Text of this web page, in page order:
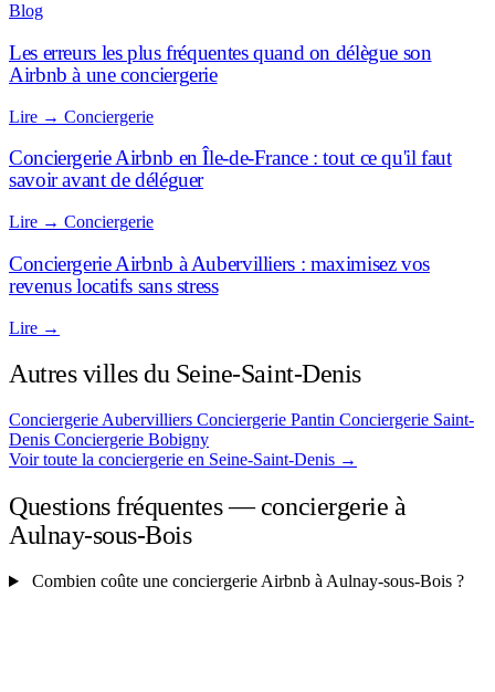
Blog
Les erreurs les plus fréquentes quand on délègue son
Airbnb à une conciergerie
Lire → Conciergerie
Conciergerie Airbnb en Île-de-France : tout ce qu'il faut
savoir avant de déléguer
Lire → Conciergerie
Conciergerie Airbnb à Aubervilliers : maximisez vos
revenus locatifs sans stress
Lire →
Autres villes du Seine-Saint-Denis
Conciergerie Aubervilliers Conciergerie Pantin Conciergerie Saint-
Denis Conciergerie Bobigny
Voir toute la conciergerie en Seine-Saint-Denis →
Questions fréquentes — conciergerie à
Aulnay-sous-Bois
Combien coûte une conciergerie Airbnb à Aulnay-sous-Bois ?